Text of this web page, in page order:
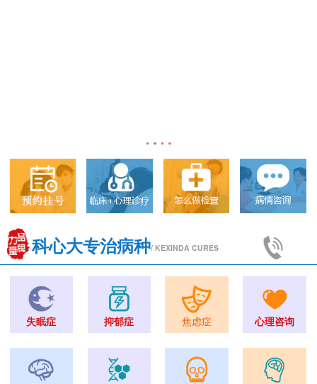
科心大专治病种/ KEXINDA CURES
失眠症 抑郁症 焦虑症 心理咨询